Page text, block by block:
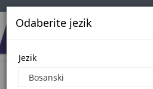
Odaberite jezik
Jezik
Pregled